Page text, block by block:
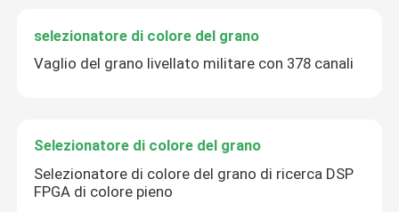
selezionatore di colore del grano
Vaglio del grano livellato militare con 378 canali
Selezionatore di colore del grano
Selezionatore di colore del grano di ricerca DSP
FPGA di colore pieno